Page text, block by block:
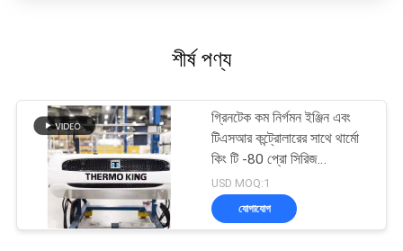
শীর্ষ পণ্য
গ্রিনটেক কম নির্গমন ইঞ্জিন এবং
টিএসআর কন্ট্রোলারের সাথে থার্মো
কিং টি -80 প্রো সিরিজ
রেফ্রিজারেশন ইউনিট
USD MOQ:1
যোগাযোগ